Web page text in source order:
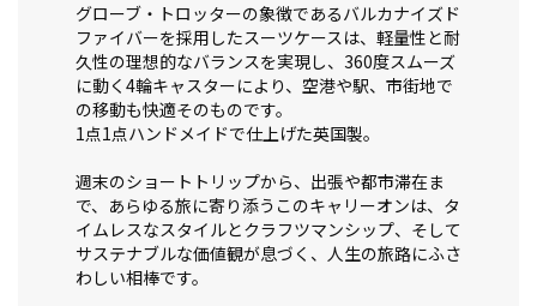
グローブ・トロッターの象徴であるバルカナイズド
ファイバーを採用したスーツケースは、軽量性と耐
久性の理想的なバランスを実現し、360度スムーズ
に動く4輪キャスターにより、空港や駅、市街地で
の移動も快適そのものです。
1点1点ハンドメイドで仕上げた英国製。
週末のショートトリップから、出張や都市滞在ま
で、あらゆる旅に寄り添うこのキャリーオンは、タ
イムレスなスタイルとクラフツマンシップ、そして
サステナブルな価値観が息づく、人生の旅路にふさ
わしい相棒です。